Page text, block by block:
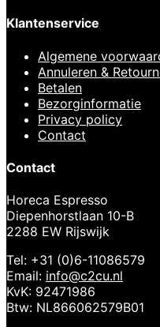
Klantenservice
Algemene
Annuleren &
Betalen
Bezorginformatie
Privacy policy
Contact
Contact
Horeca Espresso
Diepenhorstlaan 10-B
2288 EW Rijswijk
Tel: +31 (0)6-11086579
Email: info@c2cu.nl
KvK: 92471986
Btw: NL866062579B01